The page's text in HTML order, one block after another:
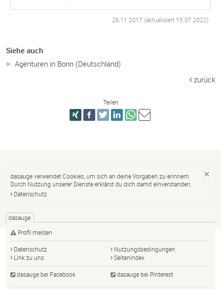
26.11.2017 (aktualisiert 15.07.2022)
Siehe auch
Agenturen in Bonn (Deutschland)
zurück
Teilen
dasauge verwendet Cookies, um sich an deine Vorgaben zu erinnern.
Durch Nutzung unserer Dienste erklärst du dich damit einverstanden.
Datenschutz
dasauge
Profil melden
Datenschutz
Nutzungsbedingungen
Link zu uns
Seitenindex
dasauge bei Facebook dasauge bei Pinterest